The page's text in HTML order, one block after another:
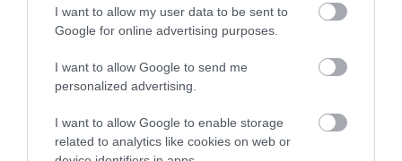
I want to allow my user data to be sent to
Google for online advertising purposes.
I want to allow Google to send me
personalized advertising.
I want to allow Google to enable storage
related to analytics like cookies on web or
hangszerére, ami például
kromatikus menet esetében
kivételesen nehéz feladat"
– hangsúlyozta az énekesnő.